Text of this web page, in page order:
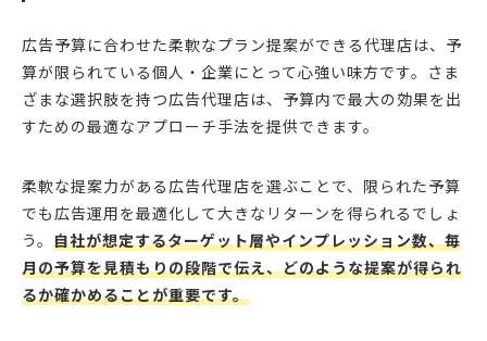
広告予算に合わせた柔軟なプラン提案ができる代理店は、予
算が限られている個人・企業にとって心強い味方です。さま
ざまな選択肢を持つ広告代理店は、予算内で最大の効果を出
すための最適なアプローチ手法を提供できます。
柔軟な提案力がある広告代理店を選ぶことで、限られた予算
でも広告運用を最適化して大きなリターンを得られるでしょ
う。 自社が想定するターゲット層やインプレッション数、毎
月の予算を見積もりの段階で伝え、どのような提案が得られ
るか確かめることが重要です。